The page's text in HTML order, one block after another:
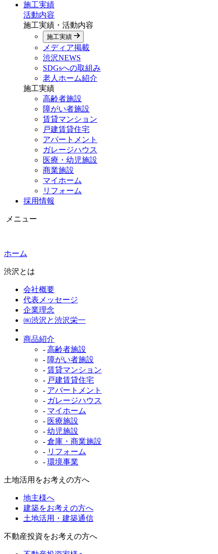
施工実績
活動内容
施工実績・活動内容
施工実績
メディア掲載
渋沢NEWS
SDGsへの取組み
老人ホーム紹介
施工実績
高齢者施設
障がい者施設
賃貸マンション
戸建賃貸住宅
アパートメント
ガレージハウス
医療・幼児施設
商業施設
マイホーム
リフォーム
採用情報
メニュー
ホーム
渋沢とは
会社概要
代表メッセージ
企業理念
㈱渋沢と渋沢栄一
商品紹介
- 高齢者施設
- 障がい者施設
- 賃貸マンション
- 戸建賃貸住宅
- アパートメント
- ガレージハウス
- マイホーム
- 医療施設
- 幼児施設
- 倉庫・商業施設
- リフォーム
- 環境事業
土地活用をお考えの方へ
地主様へ
建築をお考えの方へ
土地活用・建築通信
不動産投資をお考えの方へ